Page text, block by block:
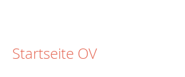
Startseite OV